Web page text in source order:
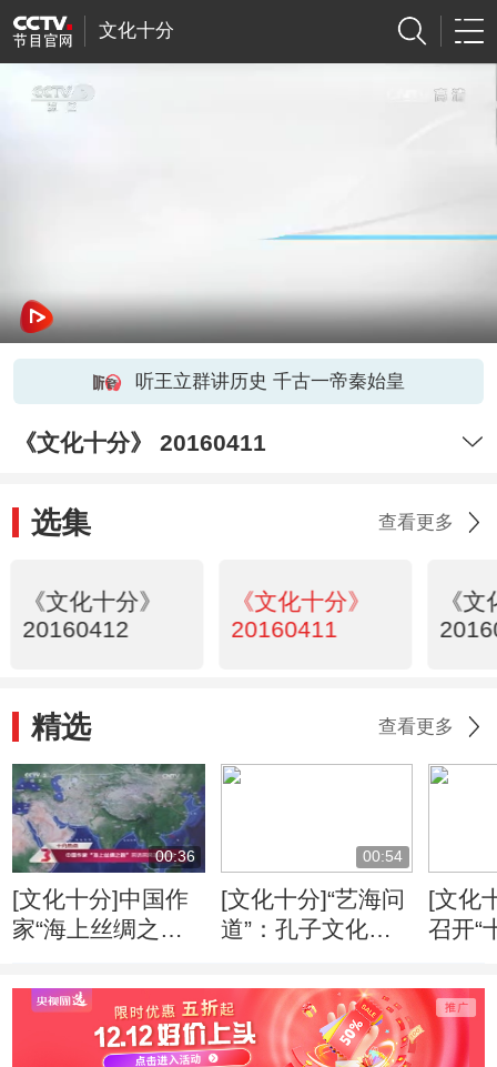
文化十分
听王立群讲历史 千古一帝秦始皇
《文化十分》 20160411
选集 查看更多
《文化十分》
20160412
《文化十分》
20160411
《
精选 查看更多
00:36
[文化十分]中国作
家“海上丝绸之
开启
00:54
[文化十分]“艺海问
道”：孔子文化形
[文化
召开“